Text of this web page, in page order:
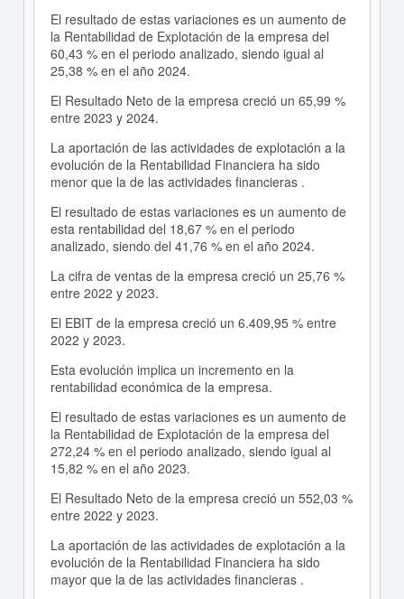
El resultado de estas variaciones es un aumento de
la Rentabilidad de Explotación de la empresa del
60,43 % en el periodo analizado, siendo igual al
25,38 % en el año 2024.
El Resultado Neto de la empresa creció un 65,99 %
entre 2023 y 2024.
La aportación de las actividades de explotación a la
evolución de la Rentabilidad Financiera ha sido
menor que la de las actividades financieras .
El resultado de estas variaciones es un aumento de
esta rentabilidad del 18,67 % en el periodo
analizado, siendo del 41,76 % en el año 2024.
La cifra de ventas de la empresa creció un 25,76 %
entre 2022 y 2023.
El EBIT de la empresa creció un 6.409,95 % entre
2022 y 2023.
Esta evolución implica un incremento en la
rentabilidad económica de la empresa.
El resultado de estas variaciones es un aumento de
la Rentabilidad de Explotación de la empresa del
272,24 % en el periodo analizado, siendo igual al
15,82 % en el año 2023.
El Resultado Neto de la empresa creció un 552,03 %
entre 2022 y 2023.
La aportación de las actividades de explotación a la
evolución de la Rentabilidad Financiera ha sido
mayor que la de las actividades financieras .